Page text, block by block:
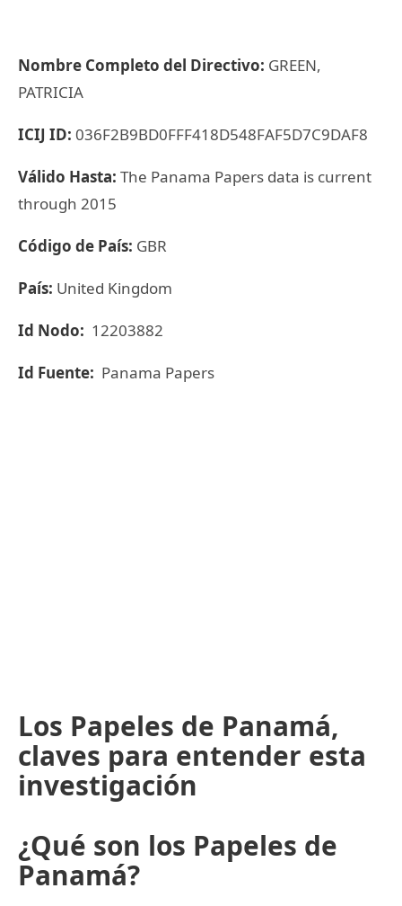
Nombre Completo del Directivo: GREEN,
PATRICIA
ICIJ ID: 036F2B9BD0FFF418D548FAF5D7C9DAF8
Válido Hasta: The Panama Papers data is current
through 2015
Código de País: GBR
País: United Kingdom
Id Nodo: 12203882
Id Fuente: Panama Papers
Los Papeles de Panamá,
claves para entender esta
investigación
¿Qué son los Papeles de
Panamá?